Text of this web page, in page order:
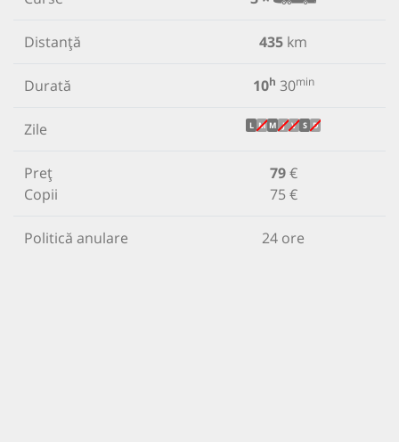
Distanță 435 km
Durată 10h 30min
Zile L M M J V S D
Preț
Copii
79€
75 €
Politică anulare 24 ore